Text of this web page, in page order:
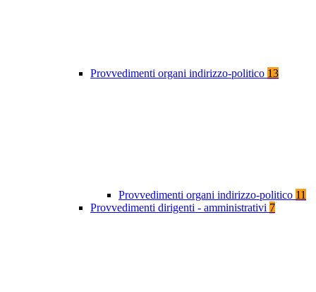
Provvedimenti organi indirizzo-politico 13
Provvedimenti organi indirizzo-politico 11
Provvedimenti dirigenti - amministrativi 7